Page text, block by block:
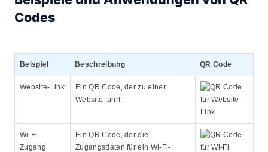
Codes
Beispiel Beschreibung QR Code
Website-Link
Ein QR Code, der zu einer
Website führt.
Wi-Fi
Zugang
Ein QR Code, der die
Zugangsdaten für ein Wi-Fi-